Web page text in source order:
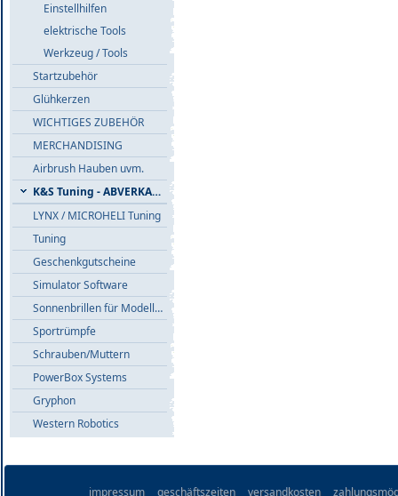
Einstellhilfen
elektrische Tools
Werkzeug / Tools
Startzubehör
Glühkerzen
WICHTIGES ZUBEHÖR
MERCHANDISING
Airbrush Hauben uvm.
K&S Tuning - ABVERKAUF
LYNX / MICROHELI Tuning
Tuning
Geschenkgutscheine
Simulator Software
Sonnenbrillen für Modellflieger
Sportrümpfe
Schrauben/Muttern
PowerBox Systems
Gryphon
Western Robotics
impressum geschäftszeiten versandkosten